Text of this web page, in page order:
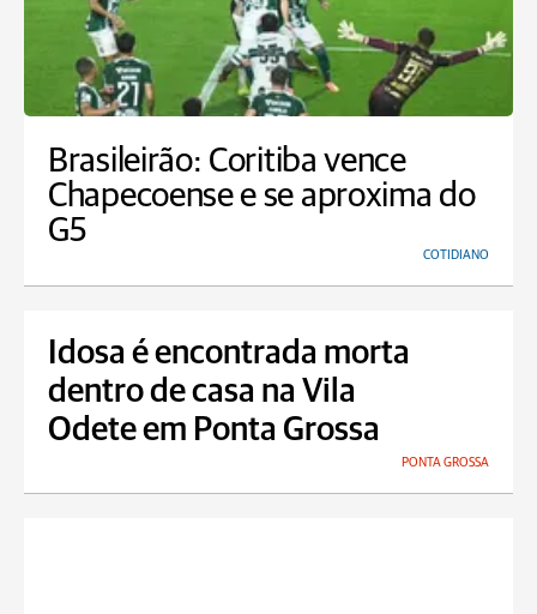
Brasileirão: Coritiba vence
Chapecoense e se aproxima do
G5
COTIDIANO
Idosa é encontrada morta
dentro de casa na Vila
Odete em Ponta Grossa
PONTA GROSSA